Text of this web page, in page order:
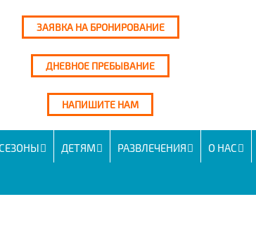
ЗАЯВКА НА БРОНИРОВАНИЕ
ДНЕВНОЕ ПРЕБЫВАНИЕ
НАПИШИТЕ НАМ
СЕЗОНЫ ДЕТЯМ РАЗВЛЕЧЕНИЯ О НАС